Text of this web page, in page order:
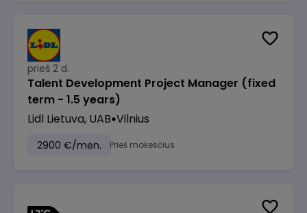
prieš 2 d.
Talent Development Project Manager (fixed
term - 1.5 years)
Lidl Lietuva, UAB Vilnius
2900 €/mėn. Prieš mokesčius